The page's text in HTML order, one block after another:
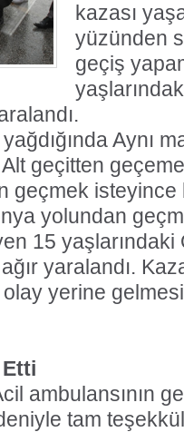
kazası
yüzünden
geçiş
Aynı
geçitten
geçmek
yolundan
15 yaşlarındaki
yaralandı.
yerine
ambulansının
tam